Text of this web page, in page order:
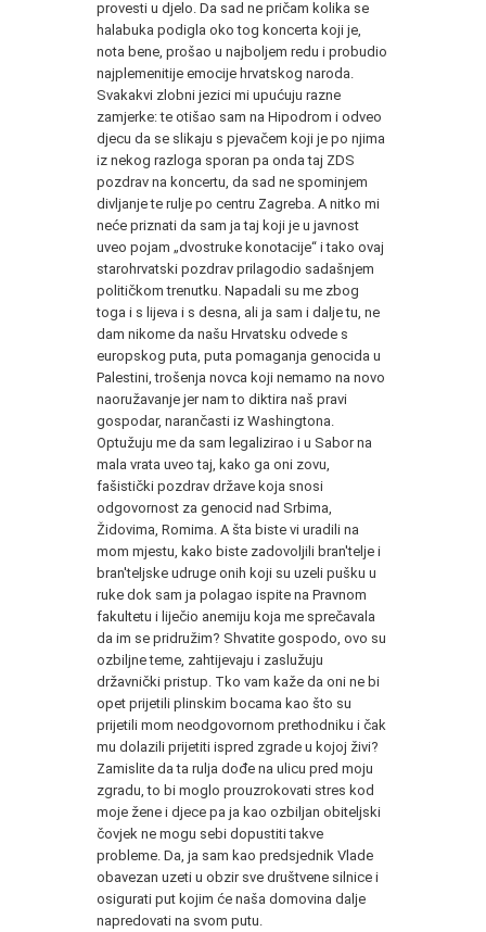
provesti u djelo. Da sad ne pričam kolika se
halabuka podigla oko tog koncerta koji je,
nota bene, prošao u najboljem redu i probudio
najplemenitije emocije hrvatskog naroda.
Svakakvi zlobni jezici mi upućuju razne
zamjerke: te otišao sam na Hipodrom i odveo
djecu da se slikaju s pjevačem koji je po njima
iz nekog razloga sporan pa onda taj ZDS
pozdrav na koncertu, da sad ne spominjem
divljanje te rulje po centru Zagreba. A nitko mi
neće priznati da sam ja taj koji je u javnost
uveo pojam „dvostruke konotacije“ i tako ovaj
starohrvatski pozdrav prilagodio sadašnjem
političkom trenutku. Napadali su me zbog
toga i s lijeva i s desna, ali ja sam i dalje tu, ne
dam nikome da našu Hrvatsku odvede s
europskog puta, puta pomaganja genocida u
Palestini, trošenja novca koji nemamo na novo
naoružavanje jer nam to diktira naš pravi
gospodar, narančasti iz Washingtona.
Optužuju me da sam legalizirao i u Sabor na
mala vrata uveo taj, kako ga oni zovu,
fašistički pozdrav države koja snosi
odgovornost za genocid nad Srbima,
Židovima, Romima. A šta biste vi uradili na
mom mjestu, kako biste zadovoljili bran'telje i
bran'teljske udruge onih koji su uzeli pušku u
ruke dok sam ja polagao ispite na Pravnom
fakultetu i liječio anemiju koja me sprečavala
da im se pridružim? Shvatite gospodo, ovo su
ozbiljne teme, zahtijevaju i zaslužuju
državnički pristup. Tko vam kaže da oni ne bi
opet prijetili plinskim bocama kao što su
prijetili mom neodgovornom prethodniku i čak
mu dolazili prijetiti ispred zgrade u kojoj živi?
Zamislite da ta rulja dođe na ulicu pred moju
zgradu, to bi moglo prouzrokovati stres kod
moje žene i djece pa ja kao ozbiljan obiteljski
čovjek ne mogu sebi dopustiti takve
probleme. Da, ja sam kao predsjednik Vlade
obavezan uzeti u obzir sve društvene silnice i
osigurati put kojim će naša domovina dalje
napredovati na svom putu.